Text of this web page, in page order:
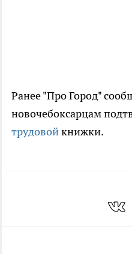
Ранее "Про Город"
новочебоксарцам
трудовойкнижки.